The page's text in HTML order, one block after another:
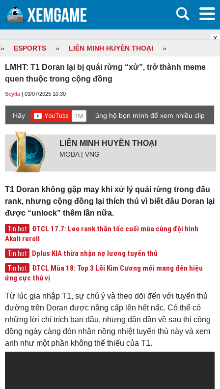
X
» ESPORTS » LIÊN MINH HUYỀN THOẠI »
LMHT: T1 Doran lại bị quái rừng “xử”, trở thành meme
quen thuộc trong cộng đồng
Scylla | 03/07/2025 10:30
Hãy
ủng hộ bọn mình để xem nhiều clip
LIÊN MINH HUYỀN THOẠI
MOBA | VNG
T1 Doran không gặp may khi xử lý quái rừng trong đấu
rank, nhưng cộng đồng lại thích thú vì biết đâu Doran lại
được “unlock” thêm lần nữa.
Tin hot
ĐTCL 17.7: Leo rank thần tốc cuối mùa cùng đội hình
Akali reroll
Tin hot Dplus KIA thừa nhận nợ lương tuyển thủ
Tin hot
ĐTCL Mùa 18: Top 3 Lõi Kim Cương mới mang đến hiệu
ứng cực thú vị
Từ lúc gia nhập T1, sự chú ý và theo dõi đến với tuyển thủ
đường trên Doran được nâng cấp lên hết nấc. Có thể có
những lời chỉ trích ban đầu, nhưng dần dần về sau thì cộng
đồng ngày càng đón nhận nồng nhiệt tuyển thủ này và xem
anh như một phần không thể thiếu của T1.